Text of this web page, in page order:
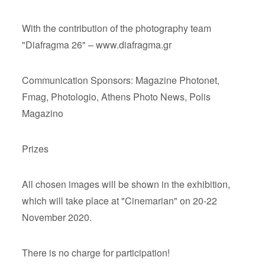
With the contribution of the photography team
"Diafragma 26" – www.diafragma.gr
Communication Sponsors: Magazine Photonet,
Fmag, Photologio, Athens Photo News, Polis
Magazino
Prizes
All chosen images will be shown in the exhibition,
which will take place at "Cinemarian" on 20-22
November 2020.
There is no charge for participation!